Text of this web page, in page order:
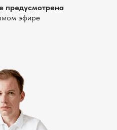
предусмотрена
эфире